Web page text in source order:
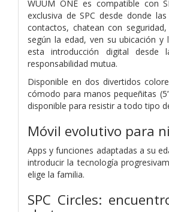
WUUM ONE es compatible con
exclusiva de SPC desde donde
contactos, chatean con
según la edad, ven su ubicación y
esta introducción digital desde
responsabilidad mutua.
Disponible en dos divertidos
cómodo para manos pequeñitas
disponible para resistir a todo tipo
Móvil evolutivo para
Apps y funciones adaptadas a su
introducir la tecnología
elige la familia.
SPC Circles: